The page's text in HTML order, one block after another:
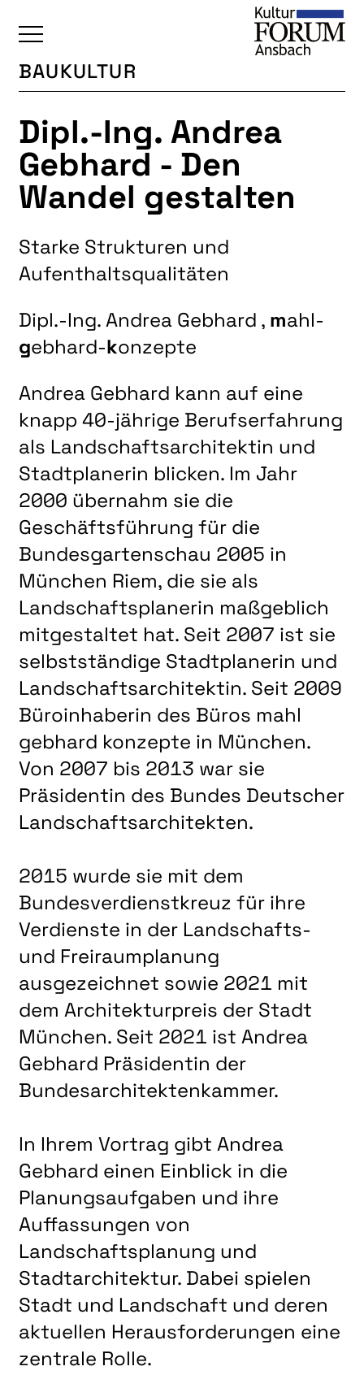
ÜBERSICHT
KALENDER
UNSERE BEREICHE
BAUKULTUR
INTERKULTUR
JUKS
LITERATUR
MUSIK
ÜBER UNS
DER VEREIN
KUNSTHAUS R3
SPECKDRUMM HALLE
BEWERBUNG
HOME
BAUKULTUR
Dipl.-Ing. Andrea
Gebhard - Den
Wandel gestalten
Starke Strukturen und
Aufenthaltsqualitäten
Dipl.-Ing. Andrea Gebhard , mahl-
gebhard-konzepte
Andrea Gebhard kann auf eine
knapp 40-jährige Berufserfahrung
als Landschaftsarchitektin und
Stadtplanerin blicken. Im Jahr
2000 übernahm sie die
Geschäftsführung für die
Bundesgartenschau 2005 in
München Riem, die sie als
Landschaftsplanerin maßgeblich
mitgestaltet hat. Seit 2007 ist sie
selbstständige Stadtplanerin und
Landschaftsarchitektin. Seit 2009
Büroinhaberin des Büros mahl
gebhard konzepte in München.
Von 2007 bis 2013 war sie
Präsidentin des Bundes Deutscher
Landschaftsarchitekten.
2015 wurde sie mit dem
Bundesverdienstkreuz für ihre
Verdienste in der Landschafts-
und Freiraumplanung
ausgezeichnet sowie 2021 mit
dem Architekturpreis der Stadt
München. Seit 2021 ist Andrea
Gebhard Präsidentin der
Bundesarchitektenkammer.
In Ihrem Vortrag gibt Andrea
Gebhard einen Einblick in die
Planungsaufgaben und ihre
Auffassungen von
Landschaftsplanung und
Stadtarchitektur. Dabei spielen
Stadt und Landschaft und deren
aktuellen Herausforderungen eine
zentrale Rolle.